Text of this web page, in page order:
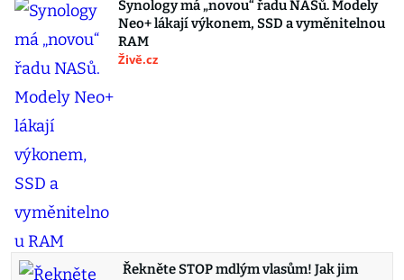
Synology má „novou“ řadu NASů. Modely
Neo+ lákají výkonem, SSD a vyměnitelnou
RAM
Živě.cz
Řekněte STOP mdlým vlasům! Jak jim